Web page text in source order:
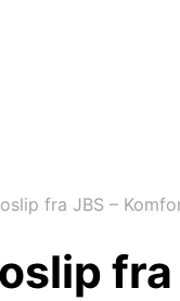
fra JBS –